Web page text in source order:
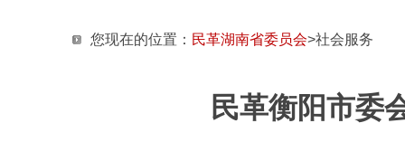
您现在的位置： 民革湖南省委员会>社会服务
民革衡阳市委